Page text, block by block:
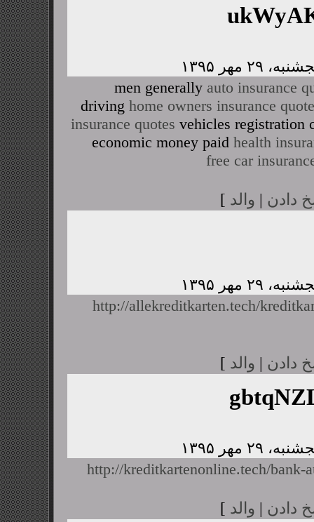
men generally auto insurance
driving home owners insurance quote
insurance quotes vehicles registration
economic money paid health
free car
دادن | والد ]
http://allekreditkarten.tech/
دادن | والد ]
http://kreditkartenonline.tech/bank-
دادن | والد ]